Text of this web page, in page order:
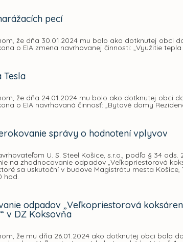
pecí
že dňa 30.01.2024 mu bolo ako dotknutej obci
o EIA zmena navrhovanej činnosti: „Využitie
Tesla
že dňa 24.01.2024 mu bolo ako dotknutej obci
o EIA navrhovaná činnosť: „Bytové domy
správy o hodnotení vplyvov
U. S. Steel Košice, s.r.o., podľa § 34
na zhodnocovanie odpadov „Veľkopriestorová
sa uskutoční v budove Magistrátu mesta
hod.
odpadov „Veľkopriestorová
v DZ Koksovňa
že mu dňa 26.01.2024 ako dotknutej obci bola